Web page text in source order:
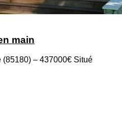
main
(85180) – 437000€ Situé